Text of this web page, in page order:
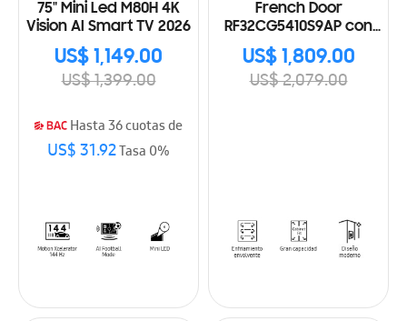
75" Mini Led M80H 4K
Vision AI Smart TV 2026
US$ 1,149.00
US$ 1,399.00
Hasta 36 cuotas de
US$ 31.92Tasa 0%
French Door
RF32CG5410S9AP con
SpaceMax
US$ 1,809.00
US$ 2,079.00